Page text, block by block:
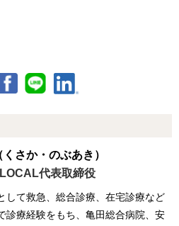
くさか・のぶあき）
代表取締役
して救急、総合診療、在宅診療など
診療経験をもち、亀田総合病院、安